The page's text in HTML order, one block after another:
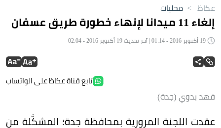
عكاظ > محليات
إلغاء 11 ميدانا لإنهاء خطورة طريق عسفان
تابع قناة عكاظ على الواتساب
فهد بدوي (جدة)
عقدت اللجنة المرورية بمحافظة جدة؛ المشكَّلة من